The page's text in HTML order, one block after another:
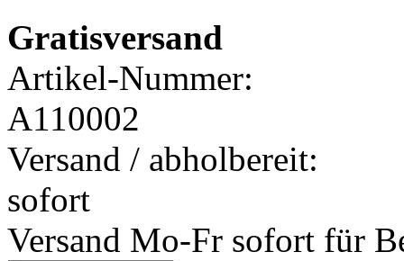
Gratisversand
Artikel-Nummer:
A110002
Versand / abholbereit:
sofort
Versand Mo-Fr sofort für